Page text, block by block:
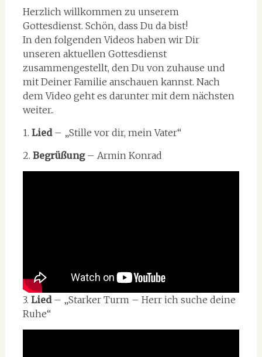
Herzlich willkommen zu unserem
Gottesdienst. Schön, dass Du da bist!
In den folgenden Videos haben wir Dir
unseren aktuellen Gottesdienst
zusammengestellt, den Du von zuhause und
mit Deiner Familie anschauen kannst. Nach
dem Video geht es darunter mit dem nächsten
weiter..
1. Lied– „Stille vor dir, mein Vater“
2. Begrüßung– Armin Konrad
3. Lied– „Starker Turm – Herr ich suche deine
Ruhe“